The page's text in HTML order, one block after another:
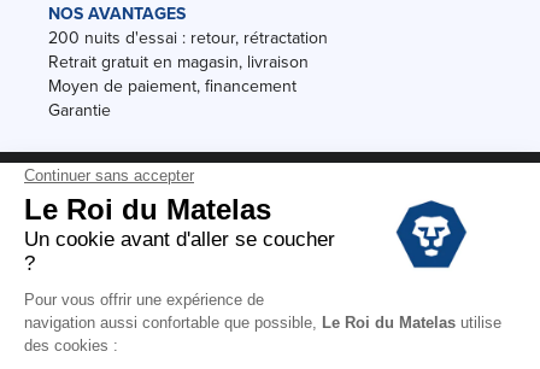
NOS AVANTAGES
200 nuits d'essai : retour, rétractation
Retrait gratuit en magasin, livraison
Moyen de paiement, financement
Garantie
Conditions des offres
Black Friday
Destockage
Conditions Générales de vente magasin